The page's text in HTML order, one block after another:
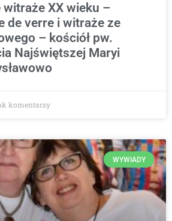
XX wieku –
de verre i witraże ze
– kościół pw.
Najświętszej Maryi
komentarzy
WYWIADY